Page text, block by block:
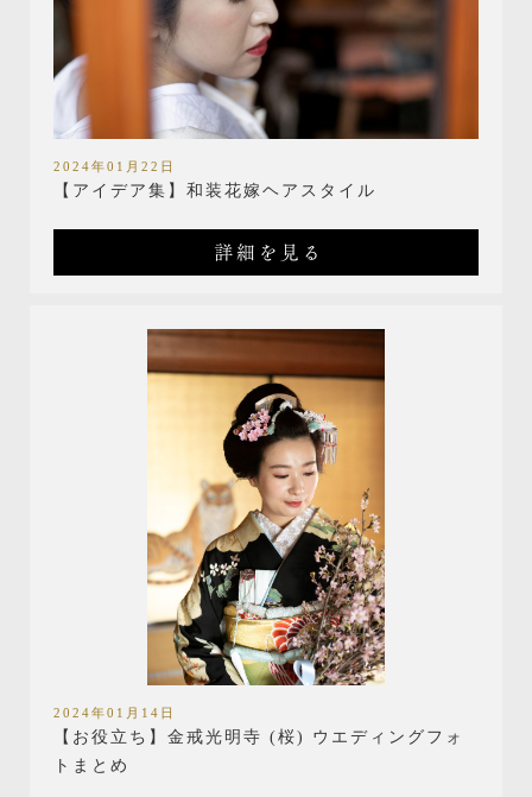
2024年01月22日
【アイデア集】和装花嫁ヘアスタイル
2024年01月14日
【お役立ち】金戒光明寺 (桜) ウエディングフォ
トまとめ